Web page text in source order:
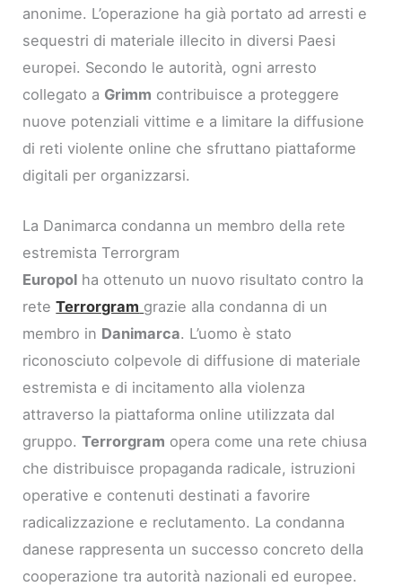
anonime. L’operazione ha già portato ad arresti e
sequestri di materiale illecito in diversi Paesi
europei. Secondo le autorità, ogni arresto
collegato a Grimm contribuisce a proteggere
nuove potenziali vittime e a limitare la diffusione
di reti violente online che sfruttano piattaforme
digitali per organizzarsi.
La Danimarca condanna un membro della rete
estremista Terrorgram
Europol ha ottenuto un nuovo risultato contro la
reteTerrorgram grazie alla condanna di un
membro in Danimarca. L’uomo è stato
riconosciuto colpevole di diffusione di materiale
estremista e di incitamento alla violenza
attraverso la piattaforma online utilizzata dal
gruppo.Terrorgram opera come una rete chiusa
che distribuisce propaganda radicale, istruzioni
operative e contenuti destinati a favorire
radicalizzazione e reclutamento. La condanna
danese rappresenta un successo concreto della
cooperazione tra autorità nazionali ed europee.